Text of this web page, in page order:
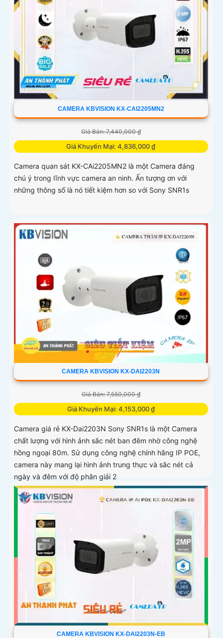
CAMERA KBVISION KX-CAI2205MN2
Giá Bán: 7,440,000 ₫
Giá Khuyến Mại: 4,836,000 ₫
Camera quan sát KX-CAi2205MN2 là một Camera đáng
chú ý trong lĩnh vực camera an ninh. Ấn tượng ơn với
những thông số là nó tiết kiệm hơn so với Sony SNR1s
CAMERA KBVISION KX-DAI2203N
Giá Bán: 7,550,000 ₫
Giá Khuyến Mại: 4,153,000 ₫
Camera giá rẻ KX-Dai2203N Sony SNR1s là một Camera
chất lượng với hình ảnh sắc nét ban đêm nhờ công nghệ
hồng ngoại 80m. Sử dụng công nghệ chính hãng IP POE,
camera này mang lại hình ảnh trung thực và sắc nét cả
ngày và đêm với độ phân giải 2
CAMERA KBVISION KX-DAI2203N-EB